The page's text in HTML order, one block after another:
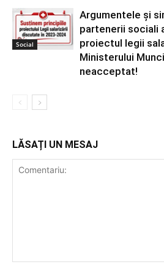
Social
Argumentele și
partenerii sociali
proiectul legii
Ministerului
neacceptat!
LĂSAȚI UN MESAJ